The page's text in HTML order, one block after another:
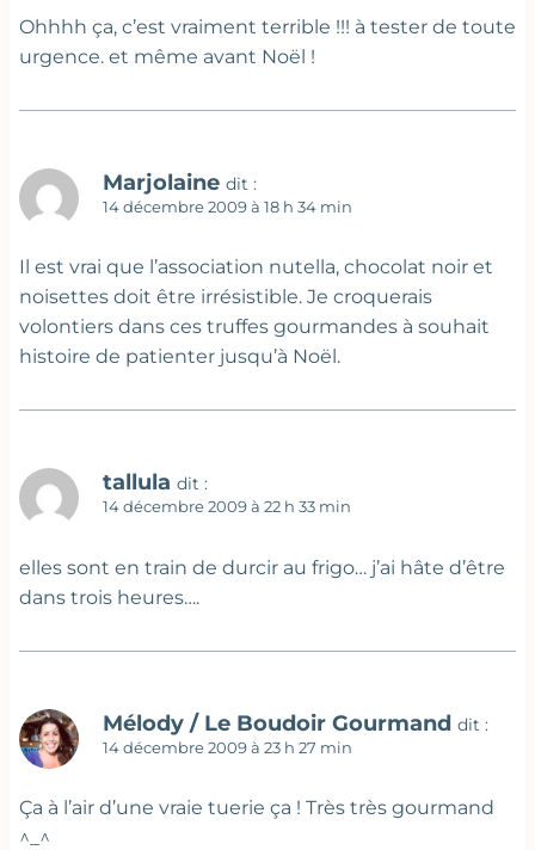
Ohhhh ça, c’est vraiment terrible !!! à tester de toute
urgence. et même avant Noël !
Marjolaine dit :
14 décembre 2009 à 18 h 34 min
Il est vrai que l’association nutella, chocolat noir et
noisettes doit être irrésistible. Je croquerais
volontiers dans ces truffes gourmandes à souhait
histoire de patienter jusqu’à Noël.
tallula dit :
14 décembre 2009 à 22 h 33 min
elles sont en train de durcir au frigo… j’ai hâte d’être
dans trois heures….
Mélody / Le Boudoir Gourmand dit :
14 décembre 2009 à 23 h 27 min
Ça à l’air d’une vraie tuerie ça ! Très très gourmand
^_^